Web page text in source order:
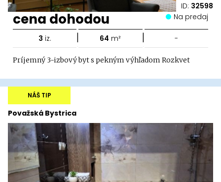
ID: 32598
cena dohodou Na predaj
3 iz. | 64 m² | -
Príjemný 3-izbový byt s pekným výhľadom Rozkvet
Považská Bystrica
NÁŠ TIP